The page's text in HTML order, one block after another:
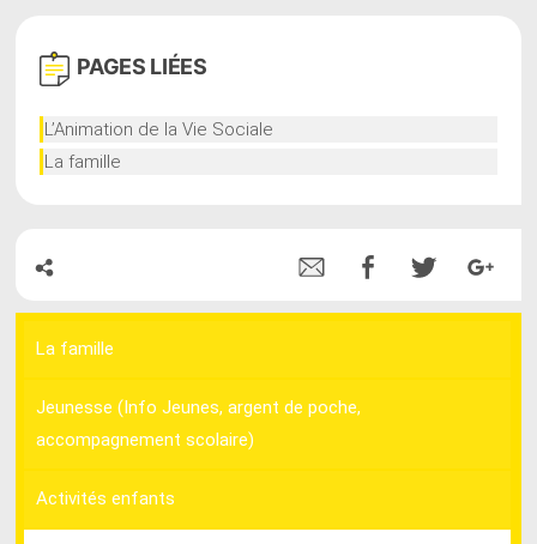
PAGES LIÉES
L’Animation de la Vie Sociale
La famille
La famille
Jeunesse (Info Jeunes, argent de poche,
accompagnement scolaire)
Activités enfants